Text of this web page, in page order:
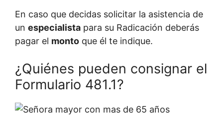
En caso que decidas solicitar la asistencia de
un especialista para su Radicación deberás
pagar el monto que él te indique.
¿Quiénes pueden consignar el
Formulario 481.1?